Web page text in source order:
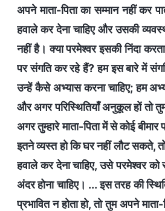
अपने माता-पिता का सम्मान नहीं
हवाले कर देना चाहिए और उसकी
नहीं है। क्या परमेश्वर इसकी निंदा
पर संगति कर रहे हैं? हम इस बारे में
उन्हें कैसे अभ्यास करना चाहिए; हम
और अगर परिस्थितियाँ अनुकूल हों तो
अगर तुम्हारे माता-पिता में से कोई
इतने व्यस्त हो कि घर नहीं लौट सकते,
हवाले कर देना चाहिए, उसे परमेश्वर को
अंदर होना चाहिए। ... इस तरह की
प्रभावित न होता हो, तो तुम अपने